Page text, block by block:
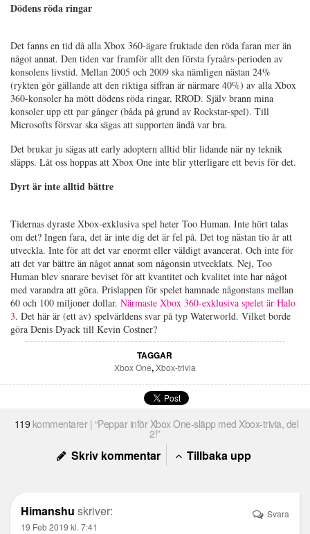
Dödens röda ringar
Det fanns en tid då alla Xbox 360-ägare fruktade den röda faran mer än
något annat. Den tiden var framför allt den första fyraårs-perioden av
konsolens livstid. Mellan 2005 och 2009 ska nämligen nästan 24%
(rykten gör gällande att den riktiga siffran är närmare 40%) av alla Xbox
360-konsoler ha mött dödens röda ringar, RROD. Själv brann mina
konsoler upp ett par gånger (båda på grund av Rockstar-spel). Till
Microsofts försvar ska sägas att supporten ändå var bra.
Det brukar ju sägas att early adoptern alltid blir lidande när ny teknik
släpps. Låt oss hoppas att Xbox One inte blir ytterligare ett bevis för det.
Dyrt är inte alltid bättre
Tidernas dyraste Xbox-exklusiva spel heter Too Human. Inte hört talas
om det? Ingen fara, det är inte dig det är fel på. Det tog nästan tio år att
utveckla. Inte för att det var enormt eller väldigt avancerat. Och inte för
att det var bättre än något annat som någonsin utvecklats. Nej, Too
Human blev snarare beviset för att kvantitet och kvalitet inte har något
med varandra att göra. Prislappen för spelet hamnade någonstans mellan
60 och 100 miljoner dollar. Närmaste Xbox 360-exklusiva spelet är Halo
3. Det här är (ett av) spelvärldens svar på typ Waterworld. Vilket borde
göra Denis Dyack till Kevin Costner?
TAGGAR
Xbox One,Xbox-trivia
119 kommentarer | “Peppar inför Xbox One-släpp med Xbox-trivia, del
2!”
Skriv kommentar Tillbaka upp
Himanshu skriver:
19 Feb 2019 kl. 7:41
Svara